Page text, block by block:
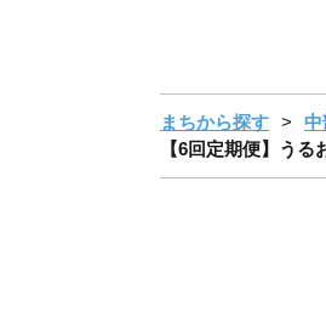
まちから探す 中
【6回定期便】う